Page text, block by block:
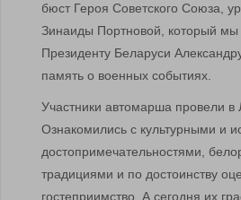
бюст Героя Советского Союза,
Зинаиды Портновой, который
Президенту Беларуси
память о военных событиях.
Участники автомарша провели в
Ознакомились с культурными и
достопримечательностями,
традициями и по достоинству
гостеприимство. А сегодня их